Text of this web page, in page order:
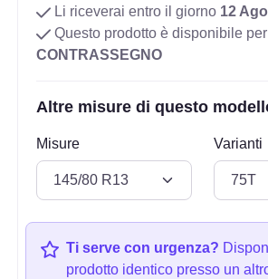
Li riceverai entro il giorno 12
Questo prodotto è disponibile
CONTRASSEGNO
Altre misure di questo
Misure Varianti
Ti serve con urgenza?
prodotto identico presso un